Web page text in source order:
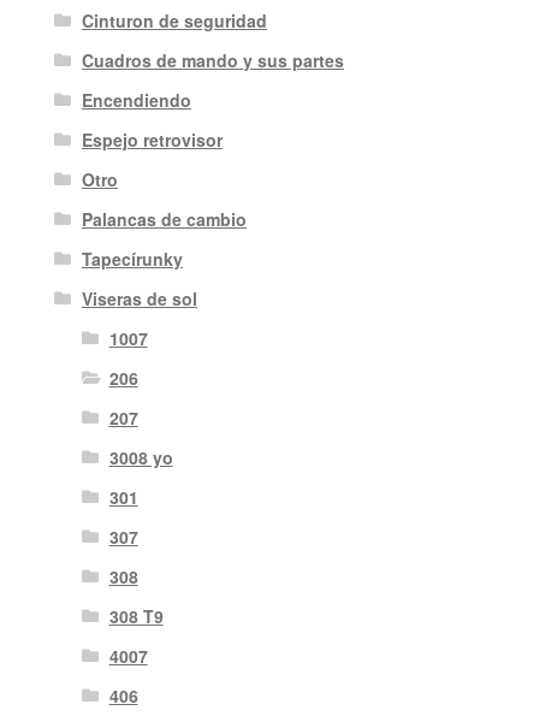
Cinturon de seguridad
Cuadros de mando y sus partes
Encendiendo
Espejo retrovisor
Otro
Palancas de cambio
Tapecírunky
Viseras de sol
1007
206
207
3008 yo
301
307
308
308 T9
4007
406